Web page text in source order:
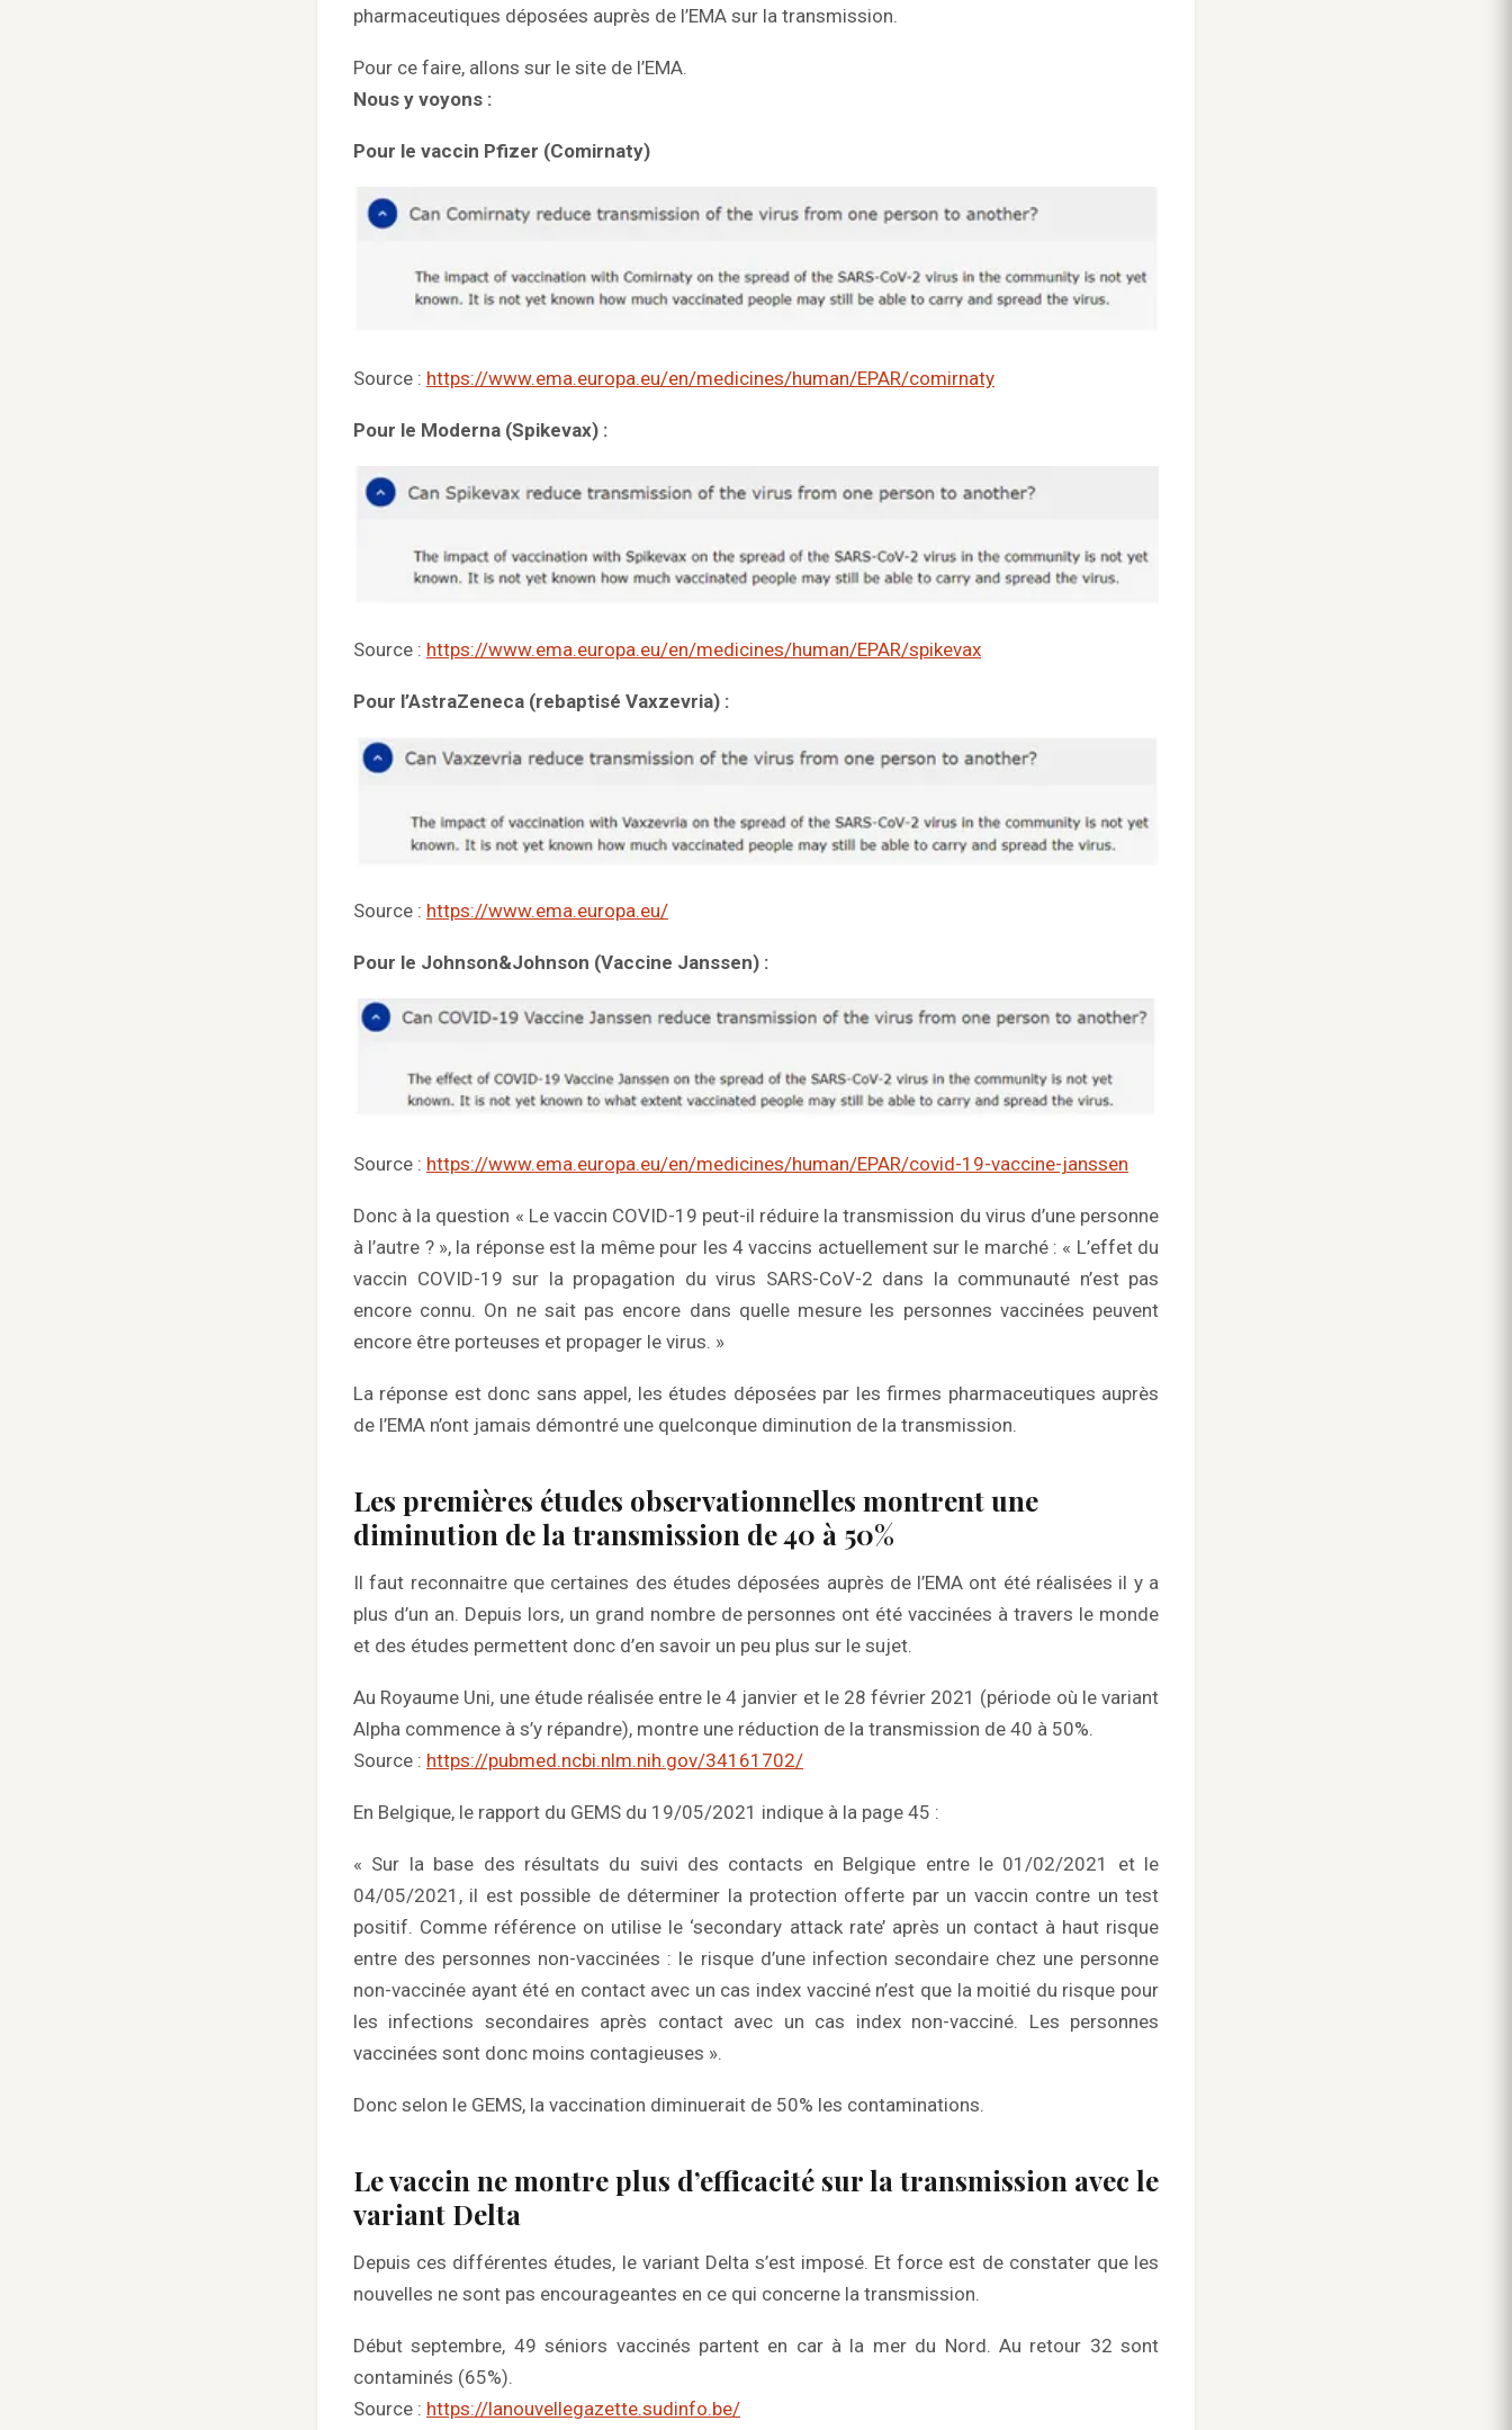
pharmaceutiques déposées auprès de l’EMA sur la transmission.
Pour ce faire, allons sur le site de l’EMA.
Nous y voyons :
Pour le vaccin Pfizer (Comirnaty)
Source : https://www.ema.europa.eu/en/medicines/human/EPAR/comirnaty
Pour le Moderna (Spikevax) :
Source : https://www.ema.europa.eu/en/medicines/human/EPAR/spikevax
Pour l’AstraZeneca (rebaptisé Vaxzevria) :
Source : https://www.ema.europa.eu/
Pour le Johnson&Johnson (Vaccine Janssen) :
Source : https://www.ema.europa.eu/en/medicines/human/EPAR/covid-19-vaccine-janssen
Donc à la question « Le vaccin COVID-19 peut-il réduire la transmission du virus d’une personne
à l’autre ? », la réponse est la même pour les 4 vaccins actuellement sur le marché : « L’effet du
vaccin COVID-19 sur la propagation du virus SARS-CoV-2 dans la communauté n’est pas
encore connu. On ne sait pas encore dans quelle mesure les personnes vaccinées peuvent
encore être porteuses et propager le virus. »
La réponse est donc sans appel, les études déposées par les firmes pharmaceutiques auprès
de l’EMA n’ont jamais démontré une quelconque diminution de la transmission.
Les premières études observationnelles montrent une
diminution de la transmission de 40 à 50%
Il faut reconnaitre que certaines des études déposées auprès de l’EMA ont été réalisées il y a
plus d’un an. Depuis lors, un grand nombre de personnes ont été vaccinées à travers le monde
et des études permettent donc d’en savoir un peu plus sur le sujet.
Au Royaume Uni, une étude réalisée entre le 4 janvier et le 28 février 2021 (période où le variant
Alpha commence à s’y répandre), montre une réduction de la transmission de 40 à 50%.
Source : https://pubmed.ncbi.nlm.nih.gov/34161702/
En Belgique, le rapport du GEMS du 19/05/2021 indique à la page 45 :
« Sur la base des résultats du suivi des contacts en Belgique entre le 01/02/2021 et le
04/05/2021, il est possible de déterminer la protection offerte par un vaccin contre un test
positif. Comme référence on utilise le ‘secondary attack rate’ après un contact à haut risque
entre des personnes non-vaccinées : le risque d’une infection secondaire chez une personne
non-vaccinée ayant été en contact avec un cas index vacciné n’est que la moitié du risque pour
les infections secondaires après contact avec un cas index non-vacciné. Les personnes
vaccinées sont donc moins contagieuses ».
Donc selon le GEMS, la vaccination diminuerait de 50% les contaminations.
Le vaccin ne montre plus d’efficacité sur la transmission avec le
variant Delta
Depuis ces différentes études, le variant Delta s’est imposé. Et force est de constater que les
nouvelles ne sont pas encourageantes en ce qui concerne la transmission.
Début septembre, 49 séniors vaccinés partent en car à la mer du Nord. Au retour 32 sont
contaminés (65%).
Source : https://lanouvellegazette.sudinfo.be/